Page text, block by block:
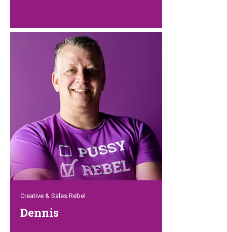
Mitbegründer von Petrebels und verfügt
über nicht weniger als fünfundzwanzig
Jahre Erfahrung in der Heimtierbranche.
Ziemlich beeindruckend. Ohne Detlef
wären wir nicht da, wo wir jetzt sind,
denn durch seine Kenntnis der Kultur im
Fernen Osten arbeiten wir mit unseren
Partnern in Asien auf Augenhöhe in einer
sehr angenehmen Atmosphäre
zusammen.
Creative & Sales Rebel
Dennis